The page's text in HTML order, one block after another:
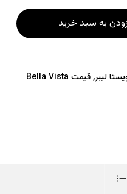
به سبد خرید
لیبر,
قیمت Bella Vista